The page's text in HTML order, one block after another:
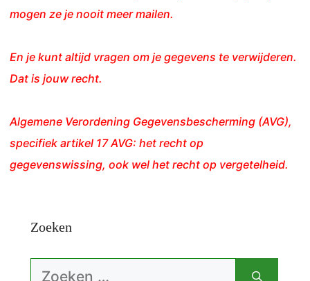
mogen ze je nooit meer mailen.
En je kunt altijd vragen om je gegevens te verwijderen.
Dat is jouw recht.
Algemene Verordening Gegevensbescherming (AVG),
specifiek artikel 17 AVG: het recht op
gegevenswissing, ook wel het recht op vergetelheid.
Zoeken
Zoek